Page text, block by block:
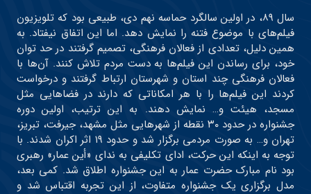
سال ۸۹، در اولین سالگرد حماسه نهم دی، طبیعی بود که تلویزیون
فیلم‌های با موضوع فتنه را نمایش دهد. اما این اتفاق نیفتاد. به
همین دلیل، تعدادی از فعالان فرهنگی، تصمیم گرفتند در حد توان
خود، برای رساندن این فیلم‌ها به دست مردم تلاش کنند. آن‌ها با
فعالان فرهنگی چند استان و شهرستان ارتباط گرفتند و درخواست
کردند این فیلم‌ها را با هر امکاناتی که دارند در فضاهایی مثل
مسجد، هیئت و… نمایش دهند. به این ترتیب، اولین دوره
جشنواره در حدود ۳۰ نقطه از شهرهایی مثل مشهد، جیرفت، تبریز،
تهران و… به صورت مردمی برگزار شد و حدود ۱۹ اثر اکران شدند. با
توجه به اینکه این حرکت، ادای تکلیفی به ندای «أین عمار» رهبری
بود نام مبارک حضرت عمار به این جشنواره اطلاق شد. کمی بعد،
مدل برگزاری یک جشنواره متفاوت، از این تجربه اقتباس شد و